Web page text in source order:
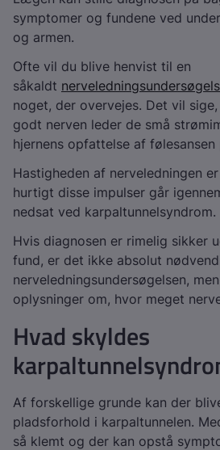
symptomer og fundene ved
og armen.
Ofte vil du blive henvist til en
såkaldt
noget, der overvejes. Det vil
godt nerven leder de små
hjernens opfattelse af følesansen
Hastigheden af nerveledningen
hurtigt disse impulser går
nedsat ved karpaltunnelsyndrom.
Hvis diagnosen er rimelig sikker
fund, er det ikke absolut
nerveledningsundersøgelsen,
oplysninger om, hvor meget
Hvad skyldes
Af forskellige grunde kan der
pladsforhold i karpaltunnelen.
så klemt og der kan opstå